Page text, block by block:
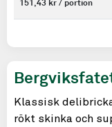
151,43 kr / portion
Klassisk
rökt skinka och